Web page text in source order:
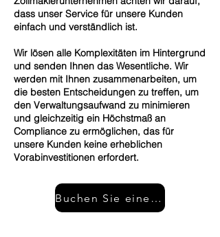
dass unser Service für unsere Kunden
einfach und verständlich ist.
Wir lösen alle Komplexitäten im Hintergrund
und senden Ihnen das Wesentliche. Wir
werden mit Ihnen zusammenarbeiten, um
die besten Entscheidungen zu treffen, um
den Verwaltungsaufwand zu minimieren
und gleichzeitig ein Höchstmaß an
Compliance zu ermöglichen, das für
unsere Kunden keine erheblichen
Vorabinvestitionen erfordert.
Buchen Sie einen kostenlosen Anruf